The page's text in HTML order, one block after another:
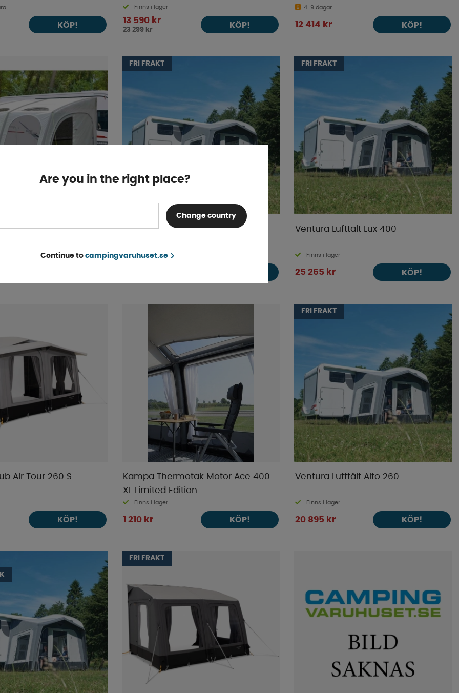
KÖP!
Finns i lager
13 590 kr
23 299 kr
KÖP!
4-9 dagar
12 414 kr KÖP!
FRI FRAKT
Ventura Lufttält Alto 400
Finns i lager
FRI FRAKT
Ventura Lufttält Lux 400
Finns i lager
25 265 kr KÖP!
Air Tour 260 S
KÖP!
Kampa Thermotak Motor Ace 400
XL Limited Edition
Finns i lager
1 210 kr KÖP!
FRI FRAKT
Ventura Lufttält Alto 260
Finns i lager
20 895 kr KÖP!
FRI FRAKT
Are you in the right place?
Change country
Continue to campingvaruhuset.se